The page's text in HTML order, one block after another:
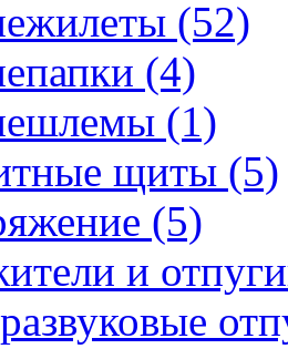
(52)
(4)
(1)
щиты (5)
(5)
и